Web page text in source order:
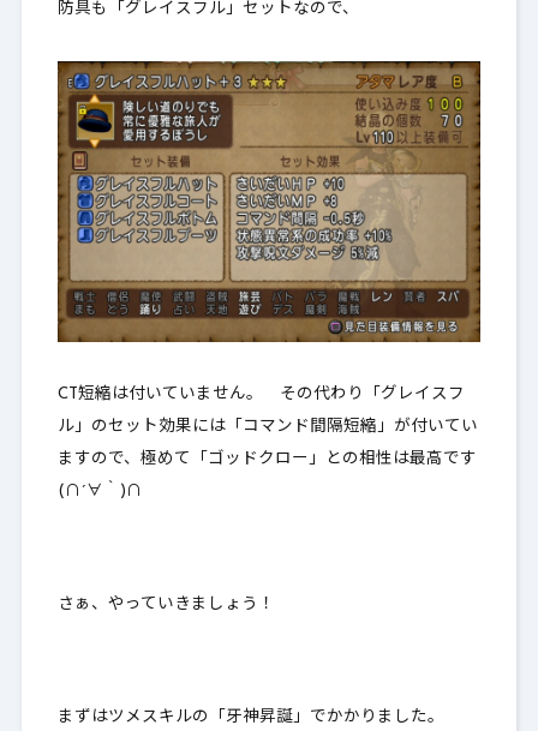
防具も「グレイスフル」セットなので、
CT短縮は付いていません。 その代わり「グレイスフ
ル」のセット効果には「コマンド間隔短縮」が付いてい
ますので、極めて「ゴッドクロー」との相性は最高です
(∩´∀｀)∩
さぁ、やっていきましょう！
まずはツメスキルの「牙神昇誕」でかかりました。